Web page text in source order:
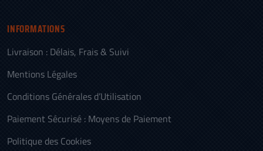
INFORMATIONS
Livraison : Délais, Frais & Suivi
Mentions Légales
Conditions Générales d’Utilisation
Paiement Sécurisé : Moyens de Paiement
Politique des Cookies